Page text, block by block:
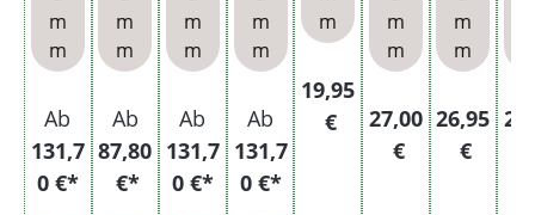
Hülse
n
m
m
Ab
131,7
0 €*
m
m
Ab
87,80
€*
Hülse
n
m
m
Ab
131,7
0 €*
Hülse
n und
Etui
m
m
Ab
131,7
0 €*
m
Regulärer Preis:
19,95
€
m
m
Regulärer Preis:
27,00
€
m
m
26,95
€